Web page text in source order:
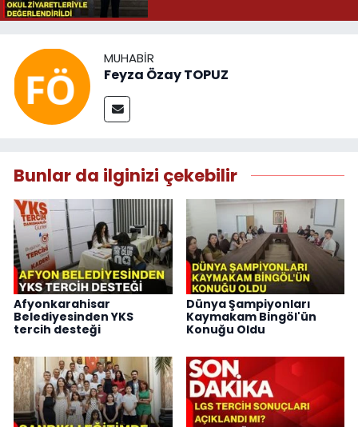
MUHABIR
Feyza Özay TOPUZ
Bunlar da ilginizi çekebilir
Afyonkarahisar
Belediyesinden YKS
tercih desteği
Dünya Şampiyonları
Kaymakam Bingöl'ün
Konuğu Oldu